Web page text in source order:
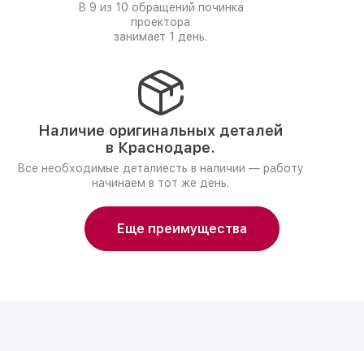
В 9 из 10 обращений починка
проектора
занимает 1 день.
Наличие оригинальных деталей
в Краснодаре.
Все необходимые деталиесть в наличии — работу
начинаем в тот же день.
Еще преимущества